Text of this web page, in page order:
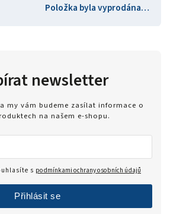
Položka byla vyprodána…
newsletter
my vám budeme zasílat informace o
na našem e-shopu.
s podmínkami ochrany osobních údajů
Přihlásit se